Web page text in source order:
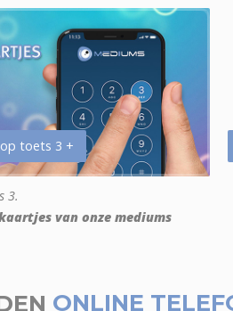
toets 3 +
3.
van onze mediums
ONLINE